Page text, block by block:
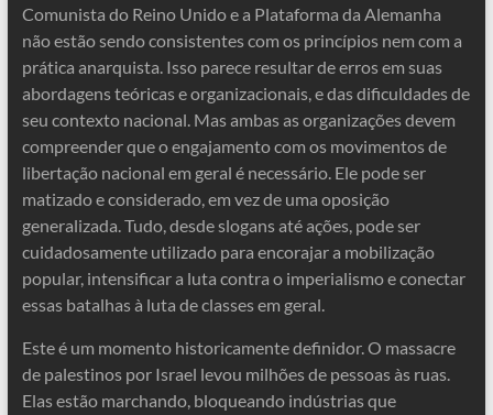
Comunista do Reino Unido e a Plataforma da Alemanha
não estão sendo consistentes com os princípios nem com a
prática anarquista. Isso parece resultar de erros em suas
abordagens teóricas e organizacionais, e das dificuldades de
seu contexto nacional. Mas ambas as organizações devem
compreender que o engajamento com os movimentos de
libertação nacional em geral é necessário. Ele pode ser
matizado e considerado, em vez de uma oposição
generalizada. Tudo, desde slogans até ações, pode ser
cuidadosamente utilizado para encorajar a mobilização
popular, intensificar a luta contra o imperialismo e conectar
essas batalhas à luta de classes em geral.
Este é um momento historicamente definidor. O massacre
de palestinos por Israel levou milhões de pessoas às ruas.
Elas estão marchando, bloqueando indústrias que